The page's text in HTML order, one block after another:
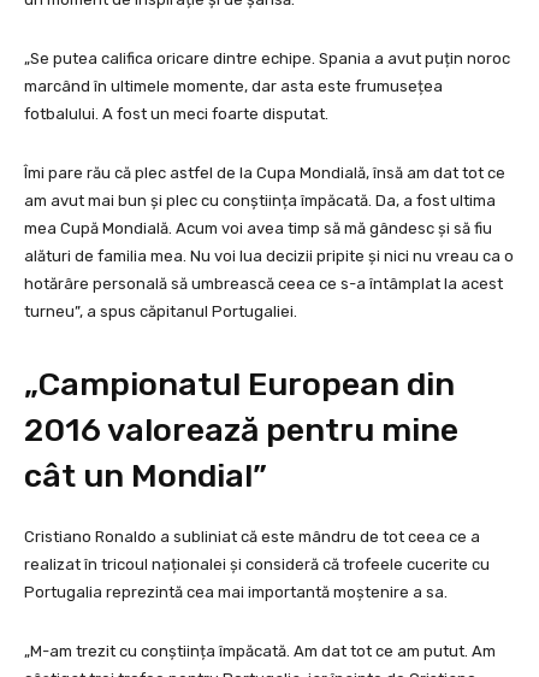
„Se putea califica oricare dintre echipe. Spania a avut puțin noroc
marcând în ultimele momente, dar asta este frumusețea
fotbalului. A fost un meci foarte disputat.
Îmi pare rău că plec astfel de la Cupa Mondială, însă am dat tot ce
am avut mai bun și plec cu conștiința împăcată. Da, a fost ultima
mea Cupă Mondială. Acum voi avea timp să mă gândesc și să fiu
alături de familia mea. Nu voi lua decizii pripite și nici nu vreau ca o
hotărâre personală să umbrească ceea ce s-a întâmplat la acest
turneu”, a spus căpitanul Portugaliei.
„Campionatul European din
2016 valorează pentru mine
cât un Mondial”
Cristiano Ronaldo a subliniat că este mândru de tot ceea ce a
realizat în tricoul naționalei și consideră că trofeele cucerite cu
Portugalia reprezintă cea mai importantă moștenire a sa.
„M-am trezit cu conștiința împăcată. Am dat tot ce am putut. Am